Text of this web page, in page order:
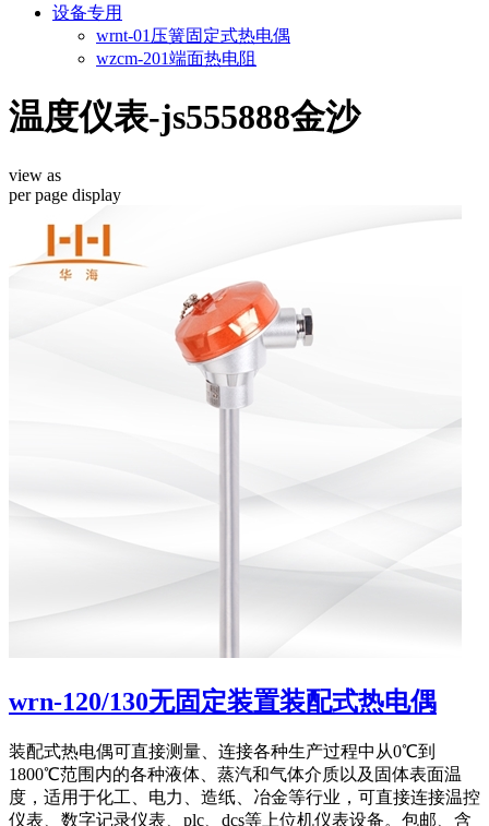
设备专用
wrnt-01压簧固定式热电偶
wzcm-201端面热电阻
温度仪表-js555888金沙
view as
per page display
wrn-120/130无固定装置装配式热电偶
装配式热电偶可直接测量、连接各种生产过程中从0℃到
1800℃范围内的各种液体、蒸汽和气体介质以及固体表面温
度，适用于化工、电力、造纸、冶金等行业，可直接连接温控
仪表、数字记录仪表、plc、dcs等上位机仪表设备。包邮、含